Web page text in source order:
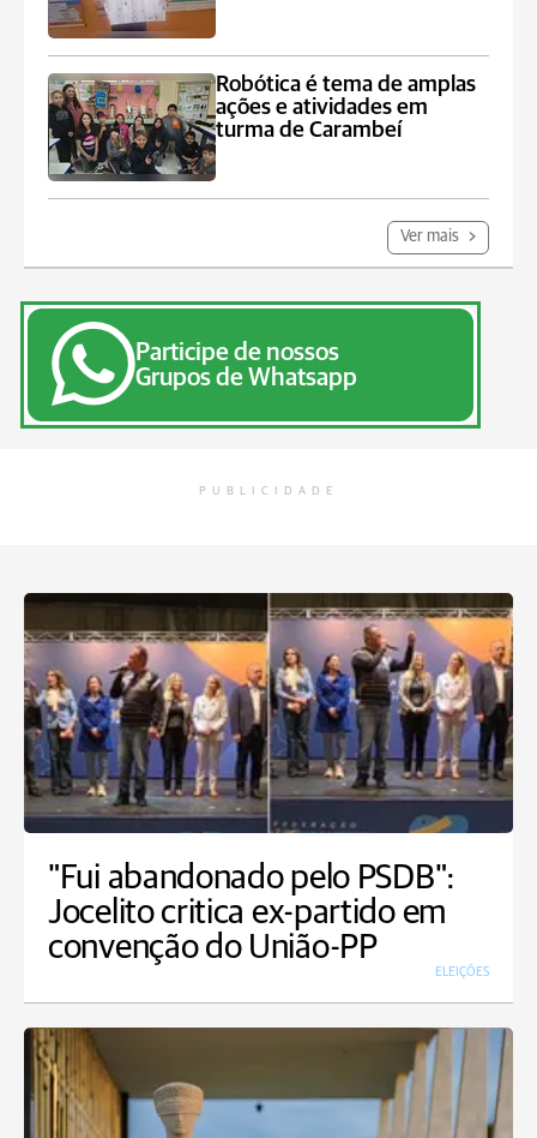
Robótica é tema de amplas
ações e atividades em
turma de Carambeí
Ver mais
Participe de nossos
Grupos de Whatsapp
PUBLICIDADE
"Fui abandonado pelo PSDB":
Jocelito critica ex-partido em
convenção do União-PP
ELEIÇÕES